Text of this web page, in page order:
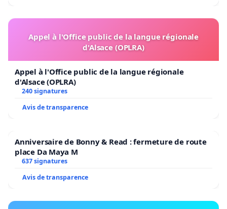
Appel à l'Office public de la langue régionale
d'Alsace (OPLRA)
Appel à l'Office public de la langue régionale
d'Alsace (OPLRA)
240 signatures
Avis de transparence
Anniversaire de Bonny & Read : fermeture de route
place Da Maya M
637 signatures
Avis de transparence